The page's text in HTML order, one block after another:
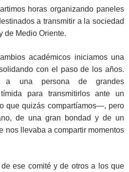
horas organizando paneles
a transmitir a la sociedad
de Medio Oriente.
académicos iniciamos una
con el paso de los años.
a una persona de grandes
para transmitirlos ante un
que quizás compartíamos—, pero
de una gran bondad y de un
nos llevaba a compartir momentos
ese comité y de otros a los que